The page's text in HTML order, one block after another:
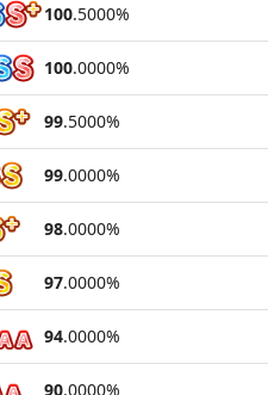
100.5000%
100.0000%
99.5000%
99.0000%
98.0000%
97.0000%
94.0000%
90.0000%